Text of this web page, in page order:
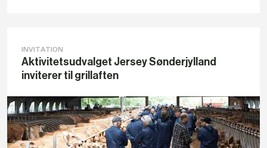
INVITATION
Aktivitetsudvalget Jersey Sønderjylland
inviterer til grillaften